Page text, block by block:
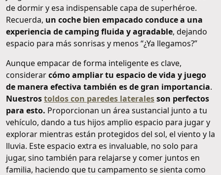
de dormir y esa indispensable capa de superhéroe.
Recuerda, un coche bien empacado conduce a una
experiencia de camping fluida y agradable, dejando
espacio para más sonrisas y menos “¿Ya llegamos?”
Aunque empacar de forma inteligente es clave,
considerarcómo ampliar tu espacio de vida y juego
de manera efectiva también es de gran importancia.
Nuestrostoldos con paredes lateralesson perfectos
para esto. Proporcionan un área sustancial junto a tu
vehículo, dando a tus hijos amplio espacio para jugar y
explorar mientras están protegidos del sol, el viento y la
lluvia. Este espacio extra es invaluable, no solo para
jugar, sino también para relajarse y comer juntos en
familia, haciendo que tu campamento se sienta como